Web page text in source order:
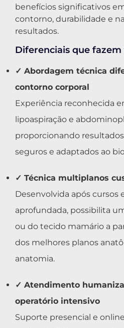
benefícios significativos
contorno, durabilidade e
resultados.
Diferenciais que
✓ Abordagem técnica
contorno corporal
Experiência reconhecida
lipoaspiração e
proporcionando
seguros e adaptados ao
✓ Técnica multiplanos
Desenvolvida após cursos
aprofundada, possibilita
ou do tecido mamário a
dos melhores planos
anatomia.
✓ Atendimento
operatório intensivo
Suporte presencial e